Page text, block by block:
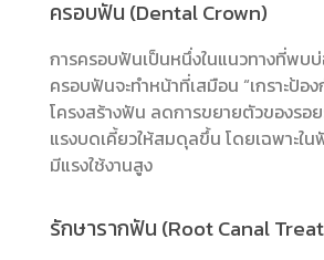
ครอบฟัน (Dental Crown)
การครอบฟันเป็นหนึ่งในแนวทางที่พบ
ครอบฟันจะทำหน้าที่เสมือน “เกราะป้อ
โครงสร้างฟัน ลดการขยายตัวของรอย
แรงบดเคี้ยวให้สมดุลขึ้น โดยเฉพาะใ
มีแรงใช้งานสูง
รักษารากฟัน (Root Canal